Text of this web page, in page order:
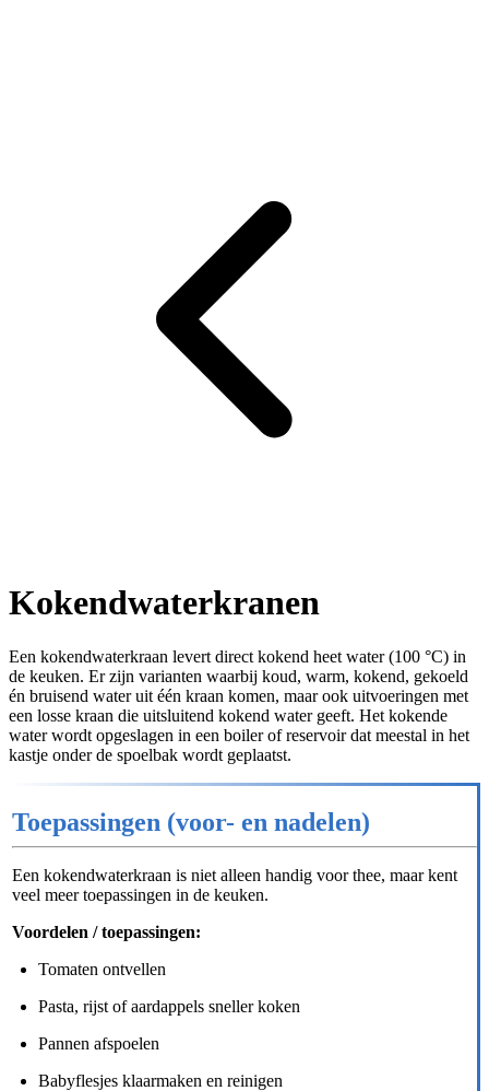
Kokendwaterkranen
Een kokendwaterkraan levert direct kokend heet water (100 °C) in
de keuken. Er zijn varianten waarbij koud, warm, kokend, gekoeld
én bruisend water uit één kraan komen, maar ook uitvoeringen met
een losse kraan die uitsluitend kokend water geeft. Het kokende
water wordt opgeslagen in een boiler of reservoir dat meestal in het
kastje onder de spoelbak wordt geplaatst.
Toepassingen (voor- en nadelen)
Een kokendwaterkraan is niet alleen handig voor thee, maar kent
veel meer toepassingen in de keuken.
Voordelen / toepassingen:
Tomaten ontvellen
Pasta, rijst of aardappels sneller koken
Pannen afspoelen
Babyflesjes klaarmaken en reinigen